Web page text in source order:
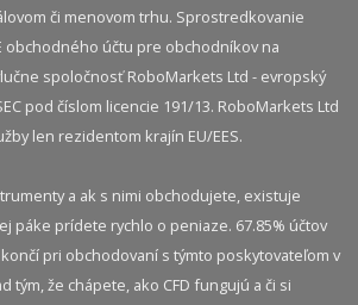
či menovom trhu. Sprostredkovanie
obchodného účtu pre obchodníkov na
spoločnosť RoboMarkets Ltd - evropský
pod číslom licencie 191/13. RoboMarkets Ltd
len rezidentom krajín EU/EES.
a ak s nimi obchodujete, existuje
páke prídete rychlo o peniaze. 67.85% účtov
pri obchodovaní s týmto poskytovateľom v
tým, že chápete, ako CFD fungujú a či si